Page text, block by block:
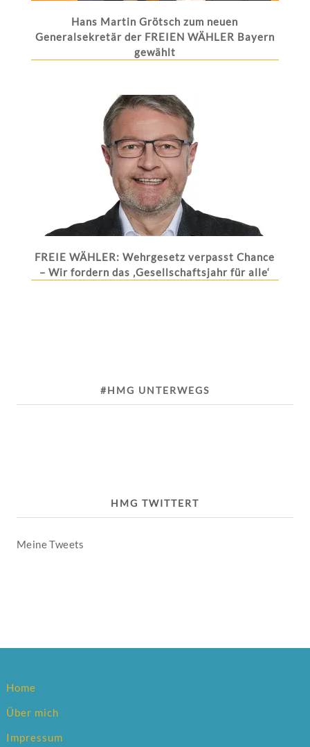
Hans Martin Grötsch zum neuen
Generalsekretär der FREIEN WÄHLER Bayern
gewählt
FREIE WÄHLER: Wehrgesetz verpasst Chance
– Wir fordern das ‚Gesellschaftsjahr für alle‘
#HMG UNTERWEGS
HMG TWITTERT
Meine Tweets
Home
Über mich
Impressum